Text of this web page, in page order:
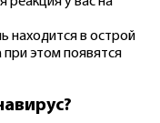
находится в острой
этом появятся